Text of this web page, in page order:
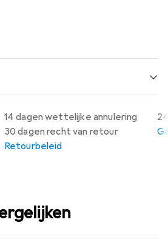
14 dagen wettelijke annulering
30 dagen recht van retour
Retourbeleid